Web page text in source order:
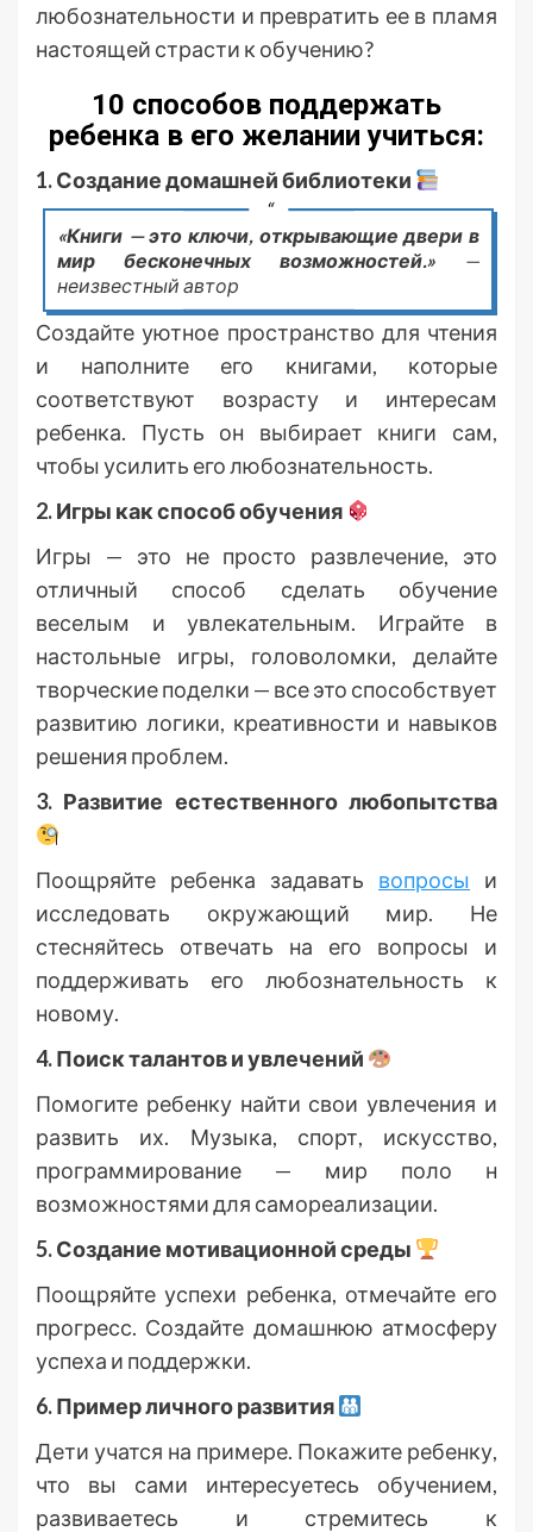
любознательности и превратить ее в пламя
настоящей страсти к обучению?
10 способов поддержать
ребенка в его желании учиться:
1. Создание домашней библиотеки
«Книги — это ключи, открывающие двери в
мир бесконечных возможностей.» —
неизвестный автор
Создайте уютное пространство для чтения
и наполните его книгами, которые
соответствуют возрасту и интересам
ребенка. Пусть он выбирает книги сам,
чтобы усилить его любознательность.
2. Игры как способ обучения
Игры — это не просто развлечение, это
отличный способ сделать обучение
веселым и увлекательным. Играйте в
настольные игры, головоломки, делайте
творческие поделки — все это способствует
развитию логики, креативности и навыков
решения проблем.
3. Развитие естественного любопытства
Поощряйте ребенка задавать вопросы и
исследовать окружающий мир. Не
стесняйтесь отвечать на его вопросы и
поддерживать его любознательность к
новому.
4. Поиск талантов и увлечений
Помогите ребенку найти свои увлечения и
развить их. Музыка, спорт, искусство,
программирование — мир поло н
возможностями для самореализации.
5. Создание мотивационной среды
Поощряйте успехи ребенка, отмечайте его
прогресс. Создайте домашнюю атмосферу
успеха и поддержки.
6. Пример личного развития
Дети учатся на примере. Покажите ребенку,
что вы сами интересуетесь обучением,
развиваетесь и стремитесь к